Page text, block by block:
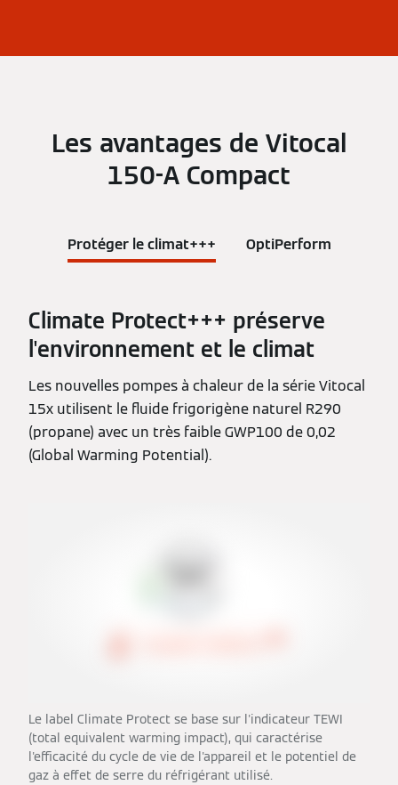
Les avantages de Vitocal
150-A Compact
Protéger le climat+++ OptiPerform
Climate Protect+++ préserve
l'environnement et le climat
Les nouvelles pompes à chaleur de la série Vitocal
15x utilisent le fluide frigorigène naturel R290
(propane) avec un très faible GWP100 de 0,02
(Global Warming Potential).
Le label Climate Protect se base sur l'indicateur TEWI
(total equivalent warming impact), qui caractérise
l'efficacité du cycle de vie de l'appareil et le potentiel de
gaz à effet de serre du réfrigérant utilisé.